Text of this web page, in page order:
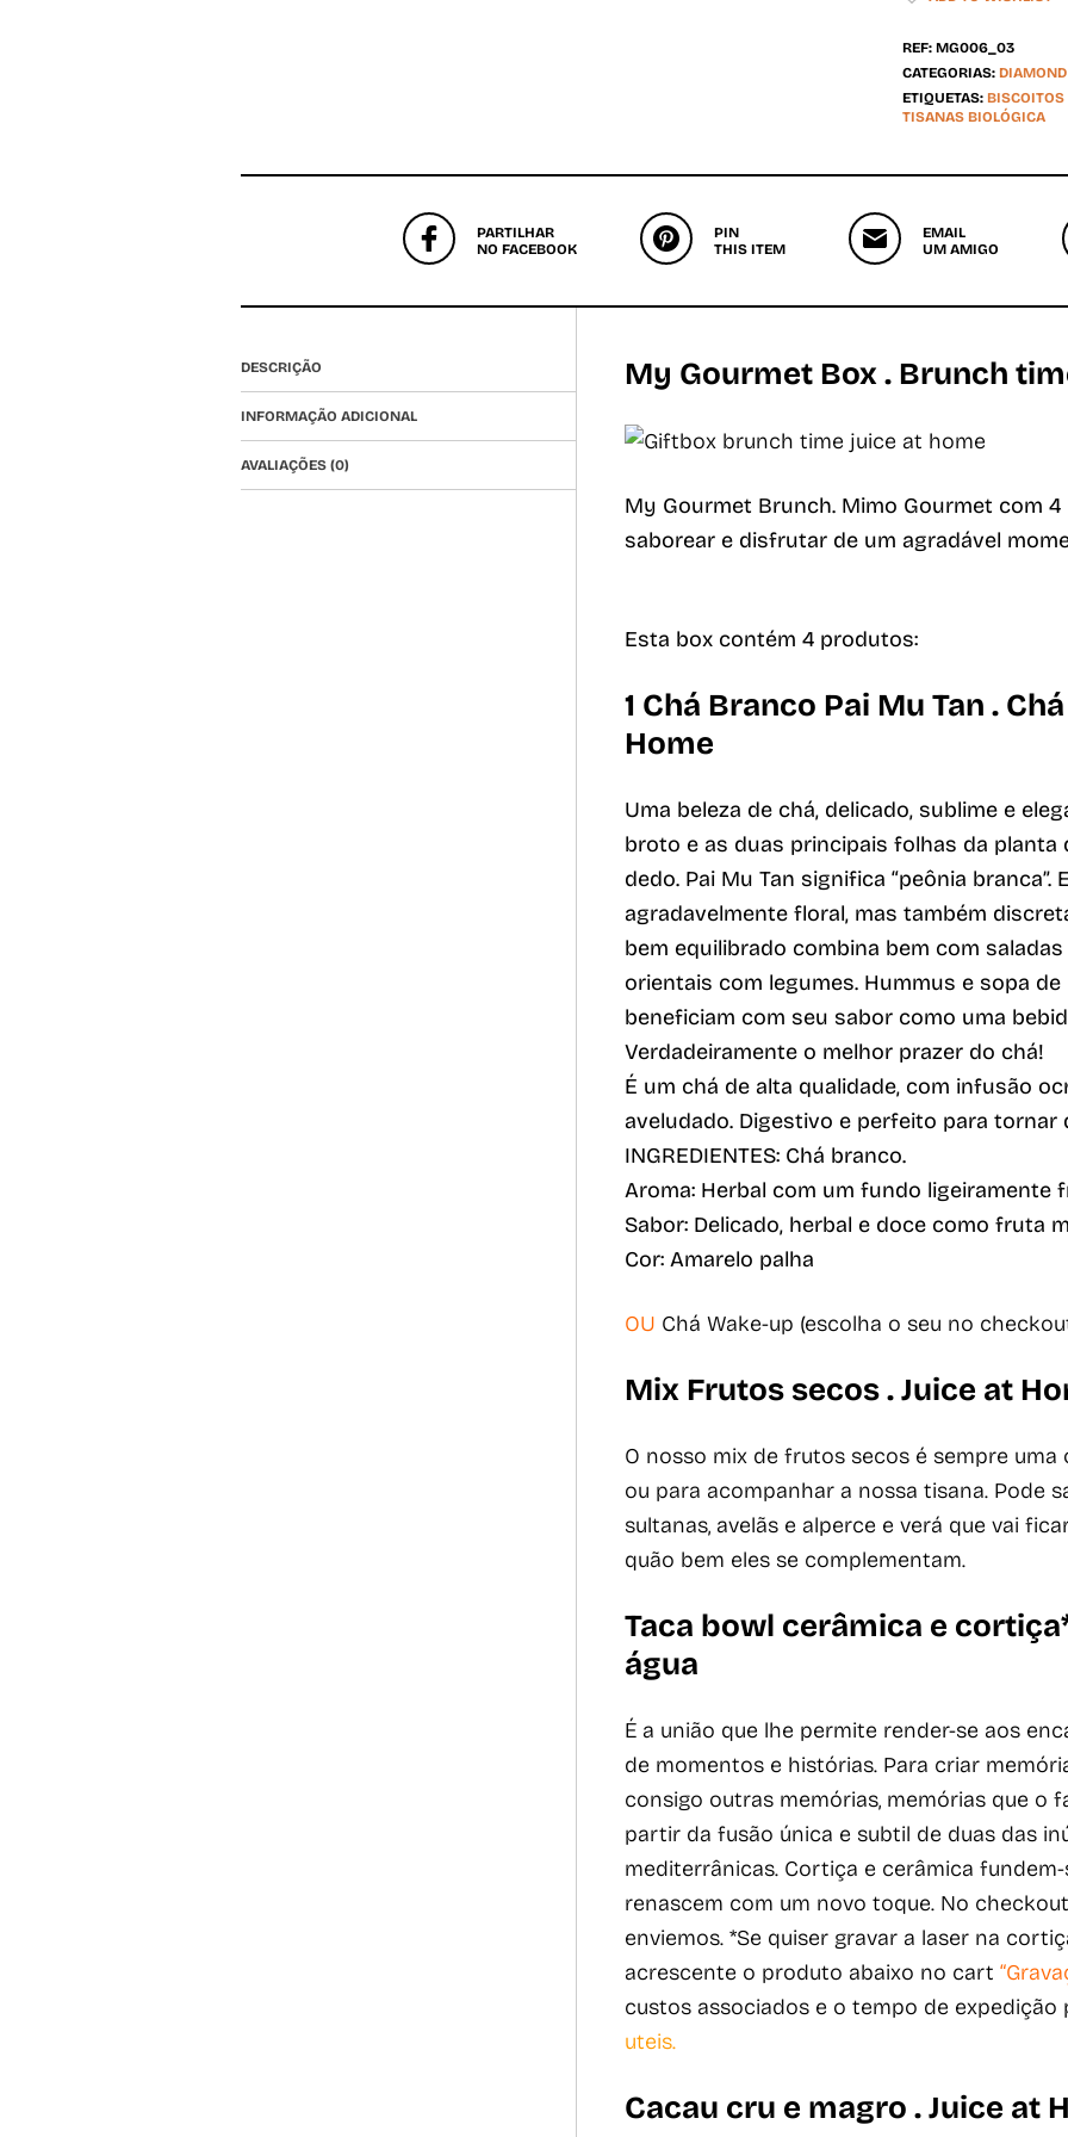
REF: MG006_03
CATEGORIAS:
ETIQUETAS: BISCOITOS
TISANAS BIOLÓGICA
PARTILHAR
NO FACEBOOK
PIN
THIS ITEM
EMAIL
UM AMIGO
DESCRIÇÃO
INFORMAÇÃO ADICIONAL
AVALIAÇÕES (0)
My Gourmet Box . Brunch
My Gourmet Brunch. Mimo Gourmet com
saborear e disfrutar de um agradável
Esta box contém 4 produtos:
1 Chá Branco Pai Mu Tan .
Home
Uma beleza de chá, delicado, sublime e
broto e as duas principais folhas da planta
dedo. Pai Mu Tan significa “peônia
agradavelmente floral, mas também
bem equilibrado combina bem com
orientais com legumes. Hummus e sopa
beneficiam com seu sabor como uma
Verdadeiramente o melhor prazer do chá!
É um chá de alta qualidade, com infusão
aveludado. Digestivo e perfeito para tornar
INGREDIENTES: Chá branco.
Aroma: Herbal com um fundo ligeiramente
Sabor: Delicado, herbal e doce como fruta
Cor: Amarelo palha
OU Chá Wake-up (escolha o seu no
Mix Frutos secos . Juice at
O nosso mix de frutos secos é sempre
ou para acompanhar a nossa tisana. Pode
sultanas, avelãs e alperce e verá que vai
quão bem eles se complementam.
Taca bowl cerâmica e
água
É a união que lhe permite render-se aos
de momentos e histórias. Para criar
consigo outras memórias, memórias que o
partir da fusão única e subtil de duas das
mediterrânicas. Cortiça e cerâmica
renascem com um novo toque. No
enviemos. *Se quiser gravar a laser na
acrescente o produto abaixo no cart
custos associados e o tempo de
uteis.
Cacau cru e magro . Juice at